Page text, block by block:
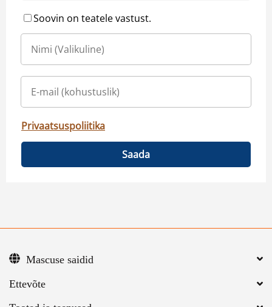
Soovin on teatele vastust.
Privaatsuspoliitika
Saada
Ettevõte
Mascuse saidid